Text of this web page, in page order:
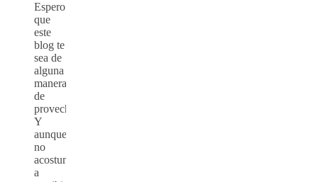
Espero
que
este
blog te
sea de
alguna
manera
de
provecho.
Y
aunque
no
acostumbro
a